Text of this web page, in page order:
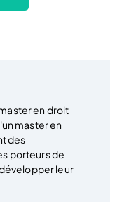
en droit
master en
des
porteurs de
leur